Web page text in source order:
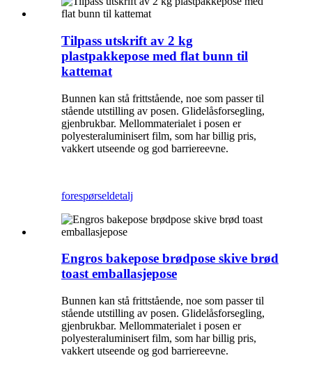
Tilpass utskrift av 2 kg
plastpakkepose med flat bunn til
kattemat
Bunnen kan stå frittstående, noe som passer til
stående utstilling av posen. Glidelåsforsegling,
gjenbrukbar. Mellommaterialet i posen er
polyesteraluminisert film, som har billig pris,
vakkert utseende og god barriereevne.
forespørseldetalj
Engros bakepose brødpose skive brød
toast emballasjepose
Bunnen kan stå frittstående, noe som passer til
stående utstilling av posen. Glidelåsforsegling,
gjenbrukbar. Mellommaterialet i posen er
polyesteraluminisert film, som har billig pris,
vakkert utseende og god barriereevne.